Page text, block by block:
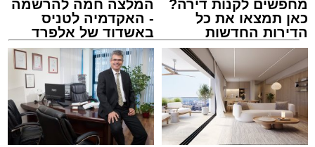
מחפשים לקנות דירה?
כאן תמצאו את כל
הדירות החדשות
למכירה באשדוד >>>
המלצה חמה להרשמה
- האקדמיה לטניס
באשדוד של אלפרד
קריאולנסקי - לילדים